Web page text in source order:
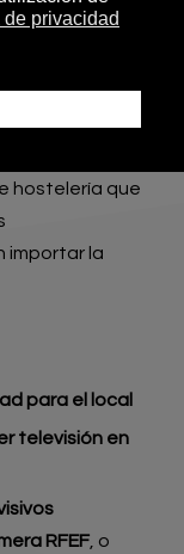
amplia
Medios, lo
hostelería que
importar la
para el local
televisión en
RFEF , o